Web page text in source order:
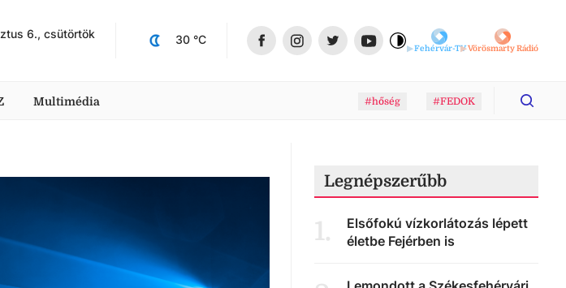
6., csütörtök 30 °C
Fehérvár-TVVörösmarty Rádió
Multimédia #hőség #FEDOK
Legnépszerűbb
1.
Elsőfokú vízkorlátozás lépett
életbe Fejérben is